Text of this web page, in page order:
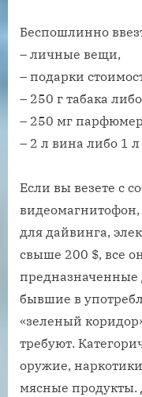
Беспошлинно
– личные вещи,
– подарки
– 250 г табака
– 250 мг
– 2 л вина либо 1
Если вы везете с
для дайвинга,
свыше 200 $, все
предназначенные
бывшие в
«зеленый
требуют.
оружие,
мясные